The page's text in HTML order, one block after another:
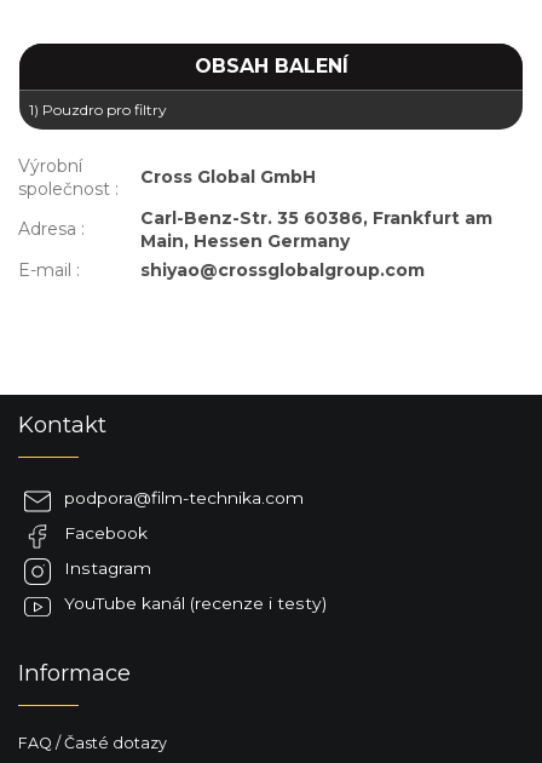
OBSAH BALENÍ
1) Pouzdro pro filtry
Výrobní
společnost :
Cross Global GmbH
Adresa :
Carl-Benz-Str. 35 60386, Frankfurt am
Main, Hessen Germany
E-mail : shiyao@crossglobalgroup.com
Kontakt
podpora@film-technika.com
Facebook
Instagram
YouTube kanál (recenze i testy)
Informace
FAQ / Časté dotazy